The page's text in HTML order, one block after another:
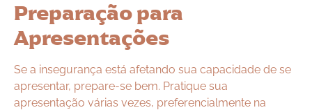
Preparação para
Apresentações
Se a insegurança está afetando sua capacidade de se
apresentar, prepare-se bem. Pratique sua
apresentação várias vezes, preferencialmente na